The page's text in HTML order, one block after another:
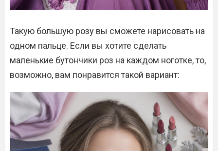
Такую большую розу вы сможете нарисовать на
одном пальце. Если вы хотите сделать
маленькие бутончики роз на каждом ноготке, то,
возможно, вам понравится такой вариант: